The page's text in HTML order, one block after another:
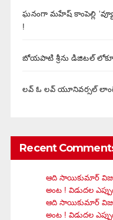
ఘనంగా మహేష్ కాంపెల్లి
!
బోయపాటి శ్రీను డిజిటల్‌
లవ్ ఓ లవ్ యూనివర్సల్
Recent
ఆది సాయికుమార్
అంట ! విడుదల
ఆది సాయికుమార్
అంట ! విడుదల